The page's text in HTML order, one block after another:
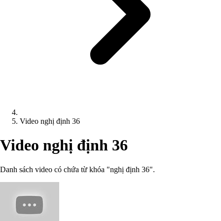
Video nghị định 36
Video nghị định 36
Danh sách video có chứa từ khóa "nghị định 36".